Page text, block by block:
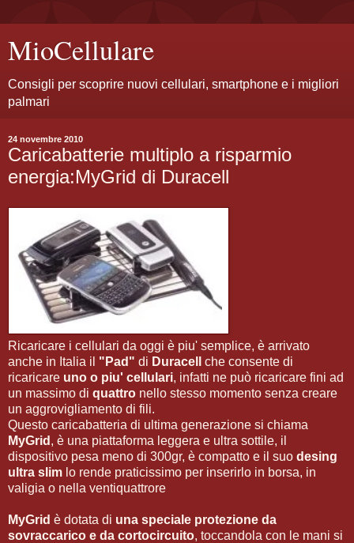
MioCellulare
Consigli per scoprire nuovi cellulari, smartphone e i migliori
palmari
24 novembre 2010
Caricabatterie multiplo a risparmio
energia:MyGrid di Duracell
Ricaricare i cellulari da oggi è piu' semplice, è arrivato
anche in Italia il "Pad" di Duracell che consente di
ricaricare uno o piu' cellulari, infatti ne può ricaricare fini ad
un massimo di quattro nello stesso momento senza creare
un aggrovigliamento di fili.
Questo caricabatteria di ultima generazione si chiama
MyGrid , è una piattaforma leggera e ultra sottile, il
dispositivo pesa meno di 300gr, è compatto e il suo desing
ultra slim lo rende praticissimo per inserirlo in borsa, in
valigia o nella ventiquattrore
MyGrid è dotata di una speciale protezione da
sovraccarico e da cortocircuito, toccandola con le mani si